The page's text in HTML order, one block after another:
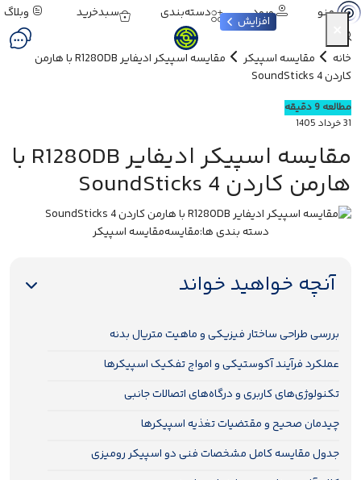
منو ورود دسته‌بندی سبدخرید وبلاگ
خانه مقایسه اسپیکر
مقایسه اسپیکر ادیفایر R1280DB با هارمن
کاردن SoundSticks 4
مطالعه 9 دقیقه
31 خرداد 1405
مقایسه اسپیکر ادیفایر R1280DB با
هارمن کاردن SoundSticks 4
دسته بندی ها:مقایسهمقایسه اسپیکر
آنچه خواهید خواند
بررسی طراحی ساختار فیزیکی و ماهیت متریال بدنه
عملکرد فرآیند آکوستیکی و امواج تفکیک اسپیکرها
تکنولوژی‌های کاربری و درگاه‌های اتصالات جانبی
چیدمان صحیح و مقتضیات تغذیه اسپیکرها
جدول مقایسه کامل مشخصات فنی دو اسپیکر رومیزی
افزایش